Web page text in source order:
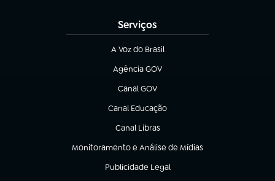
Serviços
A Voz do Brasil
(abre em nova aba)
Agência GOV
(abre em nova aba)
Canal GOV
(abre em nova aba)
Canal Educação
(abre em nova aba)
Canal Libras
(abre em nova aba)
Monitoramento e Análise de Mídias
(abre em nova aba)
Publicidade Legal
(abre em nova aba)